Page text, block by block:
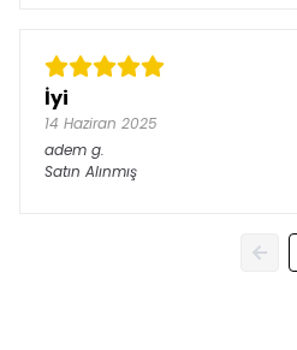
İyi
14 Haziran 2025
adem g.
Satın Alınmış